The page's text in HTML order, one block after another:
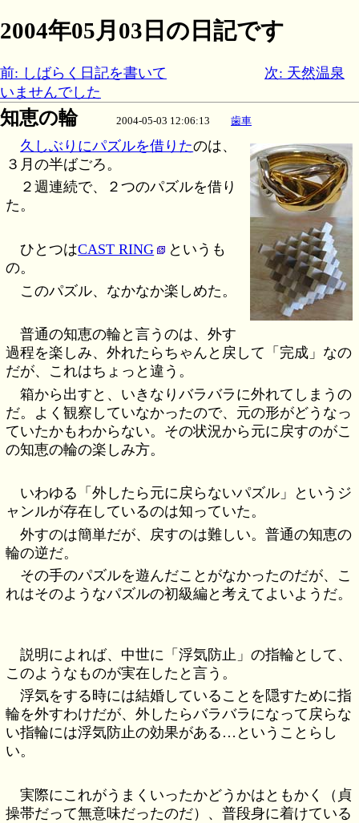
2004年05月03日の日記です
前: しばらく日記を書いて
いませんでした
次: 天然温泉
知恵の輪 2004-05-03 12:06:13 歯車
久しぶりにパズルを借りたのは、
３月の半ばごろ。
２週連続で、２つのパズルを借り
た。
ひとつはCAST RING
というも
の。
このパズル、なかなか楽しめた。
普通の知恵の輪と言うのは、外す
過程を楽しみ、外れたらちゃんと戻して「完成」なの
だが、これはちょっと違う。
箱から出すと、いきなりバラバラに外れてしまうの
だ。よく観察していなかったので、元の形がどうなっ
ていたかもわからない。その状況から元に戻すのがこ
の知恵の輪の楽しみ方。
いわゆる「外したら元に戻らないパズル」というジ
ャンルが存在しているのは知っていた。
外すのは簡単だが、戻すのは難しい。普通の知恵の
輪の逆だ。
その手のパズルを遊んだことがなかったのだが、こ
れはそのようなパズルの初級編と考えてよいようだ。
説明によれば、中世に「浮気防止」の指輪として、
このようなものが実在したと言う。
浮気をする時には結婚していることを隠すために指
輪を外すわけだが、外したらバラバラになって戻らな
い指輪には浮気防止の効果がある…ということらし
い。
実際にこれがうまくいったかどうかはともかく（貞
操帯だって無意味だったのだ）、普段身に着けている